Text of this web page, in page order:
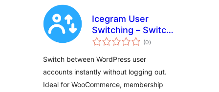
Icegram User
Switching – Switch
Users Instantly
(0કુલ
રેટિંગ્સ
)
Switch between WordPress user
accounts instantly without logging out.
Ideal for WooCommerce, membership